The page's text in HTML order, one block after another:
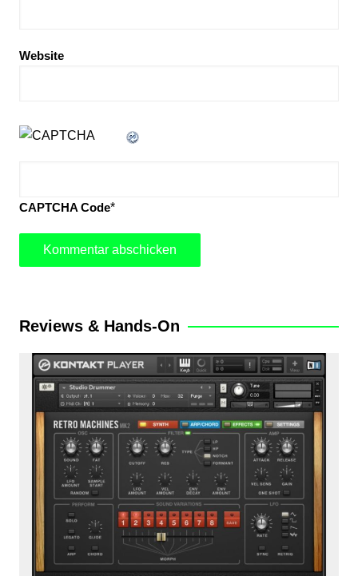
Website
CAPTCHA Code*
Reviews & Hands-On